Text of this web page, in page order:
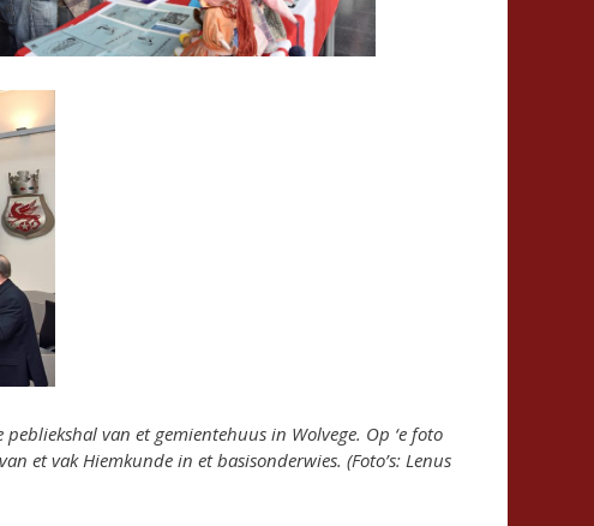
van et gemientehuus in Wolvege. Op ‘e foto
et vak Hiemkunde in et basisonderwies. (Foto’s: Lenus